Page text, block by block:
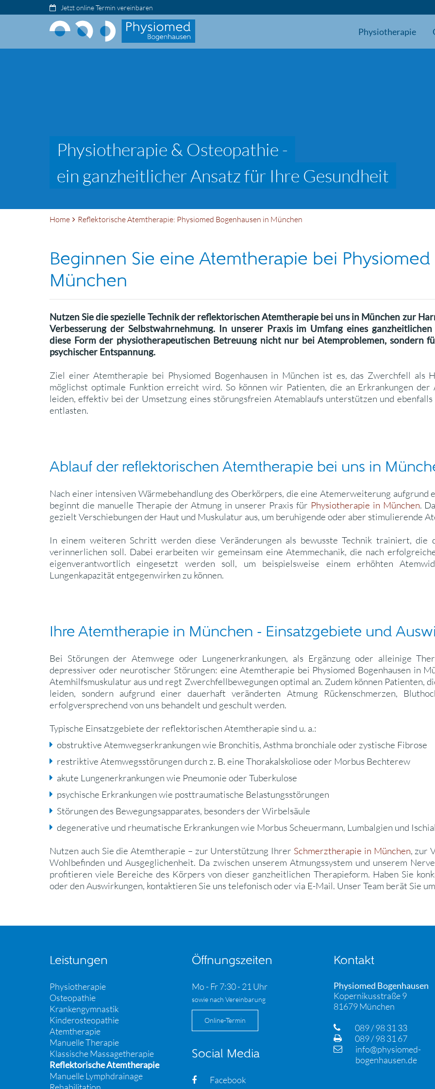
Jetzt online Termin vereinbaren
Physiotherapie
Physiotherapie & Osteopathie -
ein ganzheitlicher Ansatz für Ihre Gesundheit
Home Reflektorische Atemtherapie: Physiomed Bogenhausen in München
Beginnen Sie eine Atemtherapie bei Physiomed
München
Nutzen Sie die spezielle Technik der reflektorischen Atemtherapie bei uns in München zur
Verbesserung der Selbstwahrnehmung. In unserer Praxis im Umfang eines ganzheitlichen
diese Form der physiotherapeutischen Betreuung nicht nur bei Atemproblemen, sondern
psychischer Entspannung.
Ziel einer Atemtherapie bei Physiomed Bogenhausen in München ist es, das Zwerchfell als
möglichst optimale Funktion erreicht wird. So können wir Patienten, die an Erkrankungen der
leiden, effektiv bei der Umsetzung eines störungsfreien Atemablaufs unterstützen und
entlasten.
Ablauf der reflektorischen Atemtherapie bei uns in
Nach einer intensiven Wärmebehandlung des Oberkörpers, die eine Atemerweiterung aufgrund
beginnt die manuelle Therapie der Atmung in unserer Praxis für Physiotherapie in München.
gezielt Verschiebungen der Haut und Muskulatur aus, um beruhigende oder aber stimulierende
In einem weiteren Schritt werden diese Veränderungen als bewusste Technik trainiert, die
verinnerlichen soll. Dabei erarbeiten wir gemeinsam eine Atemmechanik, die nach
eigenverantwortlich eingesetzt werden soll, um beispielsweise einem erhöhten
Lungenkapazität entgegenwirken zu können.
Ihre Atemtherapie in München - Einsatzgebiete und
Bei Störungen der Atemwege oder Lungenerkrankungen, als Ergänzung oder alleinige
depressiver oder neurotischer Störungen: eine Atemtherapie bei Physiomed Bogenhausen in
Atemhilfsmuskulatur aus und regt Zwerchfellbewegungen optimal an. Zudem können Patienten,
leiden, sondern aufgrund einer dauerhaft veränderten Atmung Rückenschmerzen,
erfolgversprechend von uns behandelt und geschult werden.
Typische Einsatzgebiete der reflektorischen Atemtherapie sind u. a.:
obstruktive Atemwegserkrankungen wie Bronchitis, Asthma bronchiale oder zystische Fibrose
restriktive Atemwegsstörungen durch z. B. eine Thorakalskoliose oder Morbus Bechterew
akute Lungenerkrankungen wie Pneumonie oder Tuberkulose
psychische Erkrankungen wie posttraumatische Belastungsstörungen
Störungen des Bewegungsapparates, besonders der Wirbelsäule
degenerative und rheumatische Erkrankungen wie Morbus Scheuermann, Lumbalgien und
Nutzen auch Sie die Atemtherapie – zur Unterstützung Ihrer Schmerztherapie in München, zur
Wohlbefinden und Ausgeglichenheit. Da zwischen unserem Atmungssystem und unserem
profitieren viele Bereiche des Körpers von dieser ganzheitlichen Therapieform. Haben Sie
oder den Auswirkungen, kontaktieren Sie uns telefonisch oder via E-Mail. Unser Team berät Sie
Leistungen
Physiotherapie
Osteopathie
Krankengymnastik
Kinderosteopathie
Atemtherapie
Manuelle Therapie
Klassische Massagetherapie
Reflektorische Atemtherapie
Manuelle Lymphdrainage
Öffnungszeiten
Mo - Fr 7:30 - 21 Uhr
sowie nach Vereinbarung
Online-Termin
Social Media
Facebook
Kontakt
Physiomed Bogenhausen
Kopernikusstraße 9
81679 München
089 / 98 31 33
089 / 98 31 67
info@physiomed-
bogenhausen.de